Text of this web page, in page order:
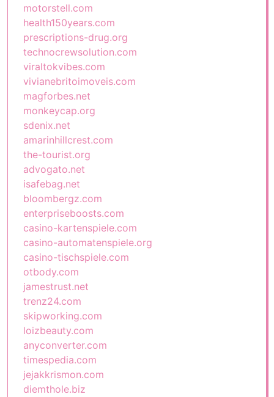
motorstell.com
health150years.com
prescriptions-drug.org
technocrewsolution.com
viraltokvibes.com
vivianebritoimoveis.com
magforbes.net
monkeycap.org
sdenix.net
amarinhillcrest.com
the-tourist.org
advogato.net
isafebag.net
bloombergz.com
enterpriseboosts.com
casino-kartenspiele.com
casino-automatenspiele.org
casino-tischspiele.com
otbody.com
jamestrust.net
trenz24.com
skipworking.com
loizbeauty.com
anyconverter.com
timespedia.com
jejakkrismon.com
diemthole.biz